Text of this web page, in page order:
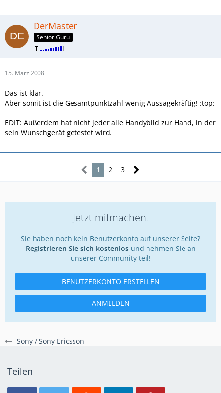
Sony / Sony Ericsson
DerMaster
Senior Guru
15. März 2008
Das ist klar.
Aber somit ist die Gesamtpunktzahl wenig Aussagekräftig! :top:
EDIT: Außerdem hat nicht jeder alle Handybild zur Hand, in der
sein Wunschgerät getestet wird.
1 2 3
Jetzt mitmachen!
Sie haben noch kein Benutzerkonto auf unserer Seite?
Registrieren Sie sich kostenlosund nehmen Sie an
unserer Community teil!
BENUTZERKONTO ERSTELLEN
ANMELDEN
Teilen